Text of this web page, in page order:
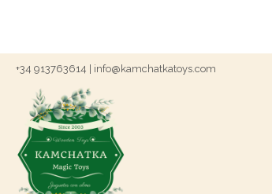
+34 913763614 | info@kamchatkatoys.com